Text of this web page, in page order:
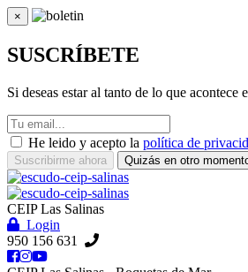
×
Cerrar
SUSCRÍBETE
Si deseas estar al tanto de lo que acontece
He leido y acepto la política de
Suscribirme ahora Quizás en otro
CEIP Las Salinas
Login
950 156 631